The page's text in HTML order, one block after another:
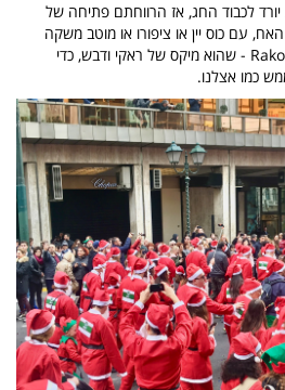
לכבוד החג, אז הרווחתם פתיחה של
עם כוס יין או ציפורו או מוטב משקה
החג המסורתי - הרקומלו Rakomelo - שהוא מיקס של ראקי ודבש, כדי
כמו אצלנו.